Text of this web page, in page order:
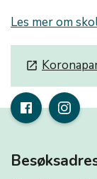
Les mer om
launch